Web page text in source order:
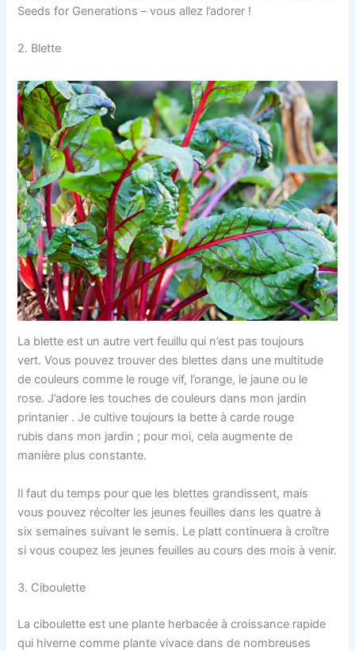
Seeds for Generations – vous allez l’adorer !
2. Blette
La blette est un autre vert feuillu qui n’est pas toujours
vert. Vous pouvez trouver des blettes dans une multitude
de couleurs comme le rouge vif, l’orange, le jaune ou le
rose. J’adore les touches de couleurs dans mon jardin
printanier . Je cultive toujours la bette à carde rouge
rubis dans mon jardin ; pour moi, cela augmente de
manière plus constante.
Il faut du temps pour que les blettes grandissent, mais
vous pouvez récolter les jeunes feuilles dans les quatre à
six semaines suivant le semis. Le platt continuera à croître
si vous coupez les jeunes feuilles au cours des mois à venir.
3. Ciboulette
La ciboulette est une plante herbacée à croissance rapide
qui hiverne comme plante vivace dans de nombreuses